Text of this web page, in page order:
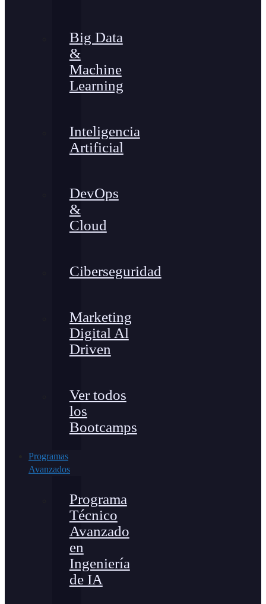
Big Data
&
Machine
Learning
Inteligencia
Artificial
DevOps
&
Cloud
Ciberseguridad
Marketing
Digital Al
Driven
Ver todos
los
Bootcamps
Programas
Avanzados
Programa
Técnico
Avanzado
en
Ingeniería
de IA